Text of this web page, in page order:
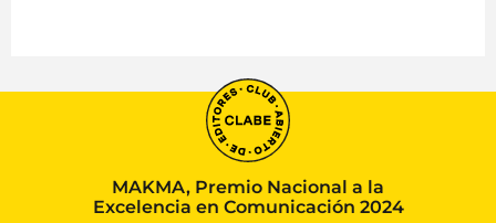
MAKMA, Premio Nacional a la
Excelencia en Comunicación 2024